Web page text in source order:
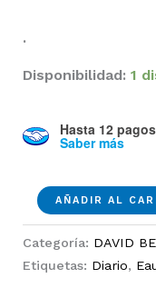
.
Disponibilidad: 1
Hasta 12
Saber más
Beyond
90ml
EDT
Hombre
AÑADIR AL
Categoría: DAVID
Etiquetas: Diario,